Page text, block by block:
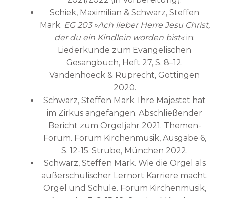
Schiek, Maximilian & Schwarz, Steffen
Mark. EG 203 »Ach lieber Herre Jesu Christ,
der du ein Kindlein worden bist«in:
Liederkunde zum Evangelischen
Gesangbuch, Heft 27, S. 8–12.
Vandenhoeck & Ruprecht, Göttingen
2020.
Schwarz, Steffen Mark. Ihre Majestät hat
im Zirkus angefangen. Abschließender
Bericht zum Orgeljahr 2021. Themen-
Forum. Forum Kirchenmusik, Ausgabe 6,
S. 12-15. Strube, München 2022.
Schwarz, Steffen Mark. Wie die Orgel als
außerschulischer Lernort Karriere macht.
Orgel und Schule. Forum Kirchenmusik,